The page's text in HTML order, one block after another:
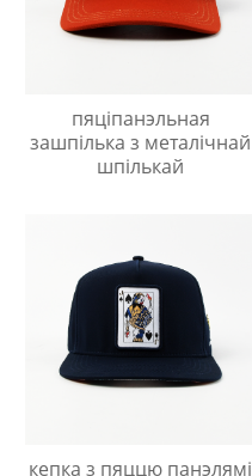
пяціпанэльная
зашпілька з металічнай
шпількай
кепка з пяццю панэлямі